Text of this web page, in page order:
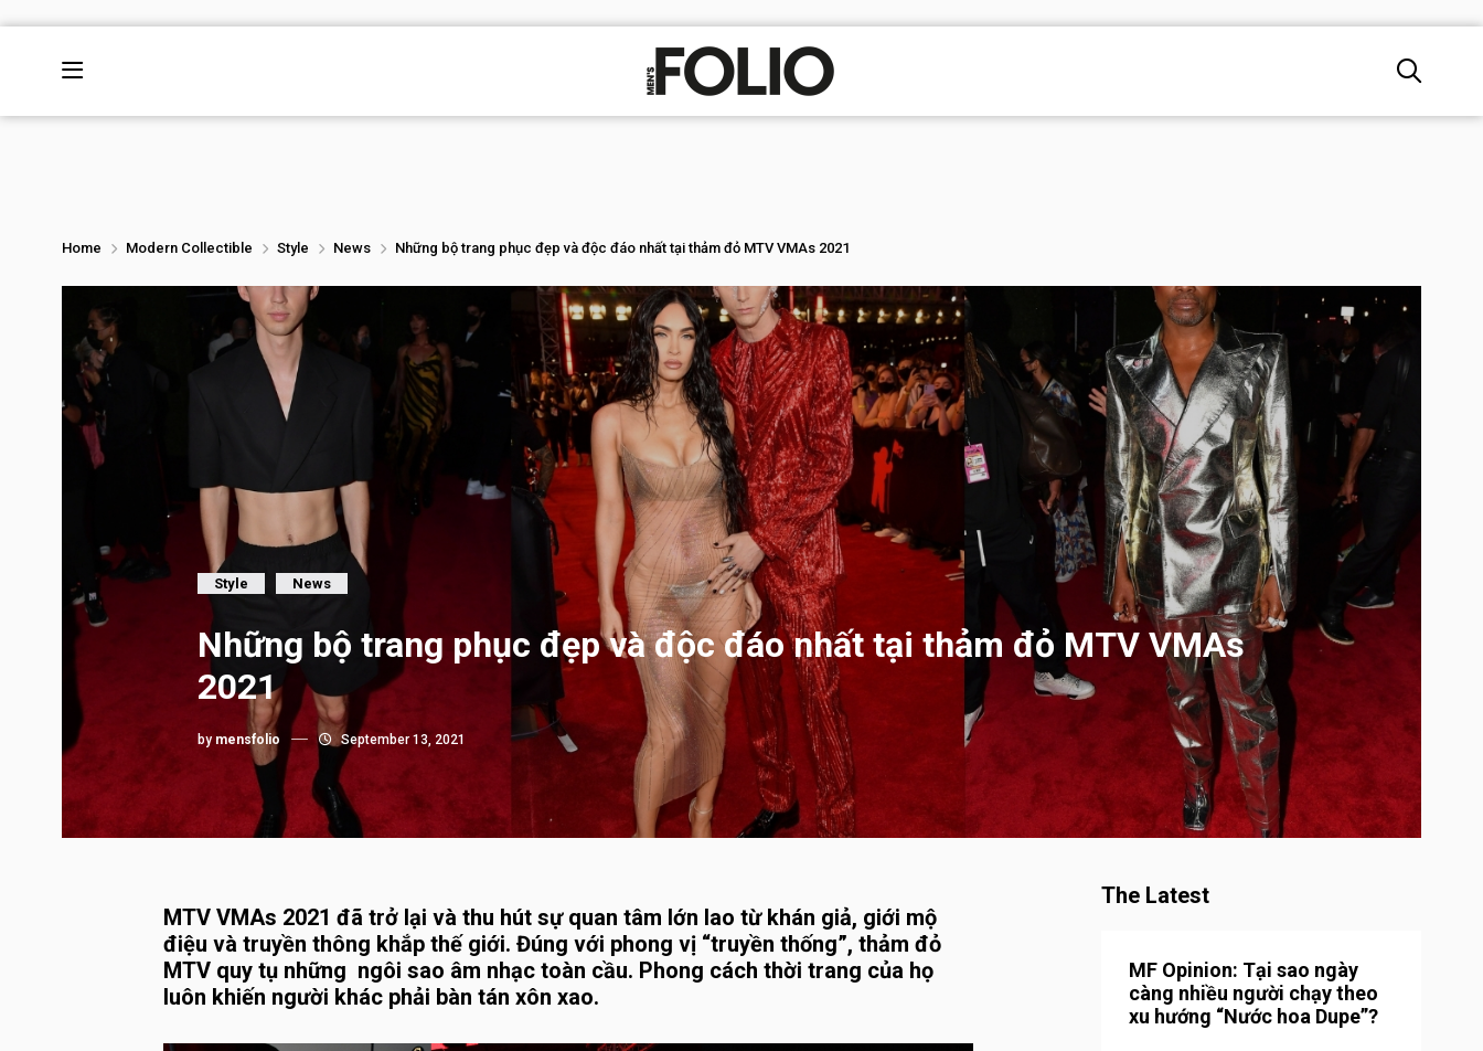
Home Modern Collectible Style News Những bộ trang phục đẹp và độc đáo nhất tại thảm đỏ MTV VMAs 2021
Style News
Những bộ trang phục đẹp và độc đáo nhất tại thảm đỏ MTV VMAs
2021
by mensfolio September 13, 2021
MTV VMAs 2021 đã trở lại và thu hút sự quan tâm lớn lao từ khán giả, giới mộ
điệu và truyền thông khắp thế giới. Đúng với phong vị “truyền thống”, thảm đỏ
MTV quy tụ những ngôi sao âm nhạc toàn cầu. Phong cách thời trang của họ
luôn khiến người khác phải bàn tán xôn xao.
The Latest
MF Opinion: Tại sao ngày
càng nhiều người chạy theo
xu hướng “Nước hoa Dupe”?